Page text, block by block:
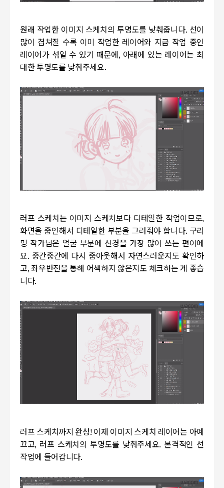
원래 작업한 이미지 스케치의 투명도를 낮춰줍니다. 선이
많이 겹쳐질 수록 이미 작업한 레이어와 지금 작업 중인
레이어가 섞일 수 있기 때문에, 아래에 있는 레이어는 최
대한 투명도를 낮춰주세요.
러프 스케치는 이미지 스케치보다 디테일한 작업이므로,
화면을 줌인해서 디테일한 부분을 그려줘야 합니다. 구리
밍 작가님은 얼굴 부분에 신경을 가장 많이 쓰는 편이에
요. 중간중간에 다시 줌아웃해서 자연스러운지도 확인하
고, 좌우반전을 통해 어색하지 않은지도 체크하는 게 좋습
니다.
러프 스케치까지 완성! 이제 이미지 스케치 레이어는 아예
끄고, 러프 스케치의 투명도를 낮춰주세요. 본격적인 선
작업에 들어갑니다.